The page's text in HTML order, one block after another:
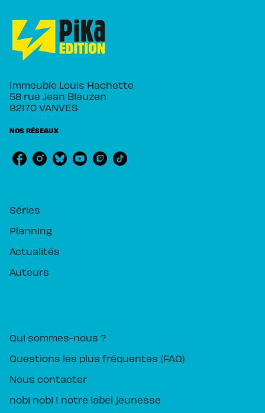
Immeuble Louis Hachette
58 rue Jean Bleuzen
92170 VANVES
NOS RÉSEAUX
Séries
Planning
Actualités
Auteurs
Qui sommes-nous ?
Questions les plus fréquentes (FAQ)
Nous contacter
nobi nobi ! notre label jeunesse